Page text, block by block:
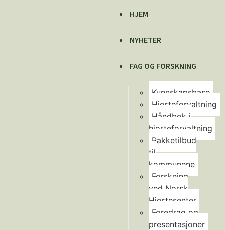
HJEM
NYHETER
FAG OG FORSKNING
Kunnskapsbase
Hjorteforvaltning
Håndbok i
hjorteforvaltning
Pakketilbud
til
kommunene
Forskning
ved Norsk
Hjortesenter
Foredrag og
presentasjoner